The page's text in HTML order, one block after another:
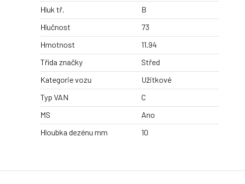
Hluk tř.
B
Hlučnost
73
Hmotnost
11.94
Třída značky
Střed
Kategorie vozu
Užitkové
Typ VAN
C
MS
Ano
Hloubka dezénu mm
10